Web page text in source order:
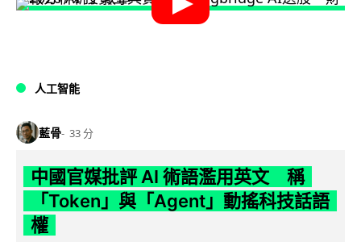
人工智能
藍骨 33 分
中國官媒批評 AI 術語濫用英文 稱
「Token」與「Agent」動搖科技話語
權